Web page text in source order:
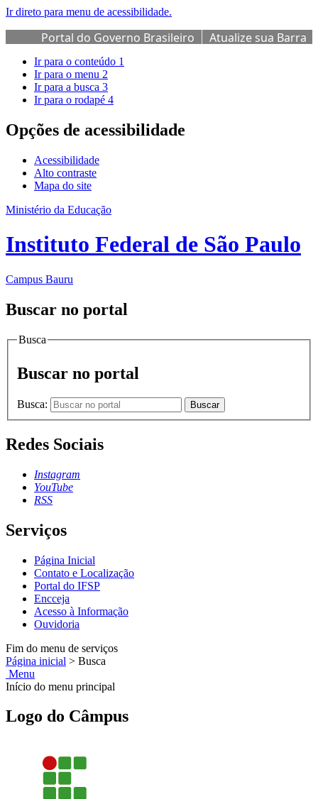
Ir direto para menu de acessibilidade.
Portal do Governo Brasileiro
Atualize sua Barra
de Governo
Ir para o conteúdo 1
Ir para o menu 2
Ir para a busca 3
Ir para o rodapé 4
Opções de acessibilidade
Acessibilidade
Alto contraste
Mapa do site
Ministério da Educação
Instituto Federal de São Paulo
Campus Bauru
Buscar no portal
Busca
Buscar no portal
Busca: Buscar
Redes Sociais
Instagram
YouTube
RSS
Serviços
Página Inicial
Contato e Localização
Portal do IFSP
Encceja
Acesso à Informação
Ouvidoria
Fim do menu de serviços
Página inicial > Busca
Menu
Início do menu principal
Logo do Câmpus